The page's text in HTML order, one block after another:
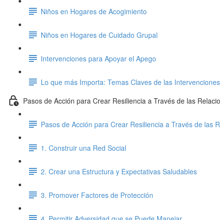
Niños en Hogares de Acogimiento
Niños en Hogares de Cuidado Grupal
Intervenciones para Apoyar el Apego
Lo que más Importa: Temas Claves de las Intervenciones
Pasos de Acción para Crear Resiliencia a Través de las
Pasos de Acción para Crear Resiliencia a Través de las
1. Construir una Red Social
2. Crear una Estructura y Expectativas Saludables
3. Promover Factores de Protección